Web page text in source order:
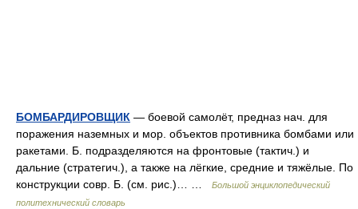
БОМБАРДИРОВЩИК — боевой самолёт, предназ нач. для
поражения наземных и мор. объектов противника бомбами или
ракетами. Б. подразделяются на фронтовые (тактич.) и
дальние (стратегич.), а также на лёгкие, средние и тяжёлые. По
конструкции совр. Б. (см. рис.)… …
Большой энциклопедический
политехнический словарь